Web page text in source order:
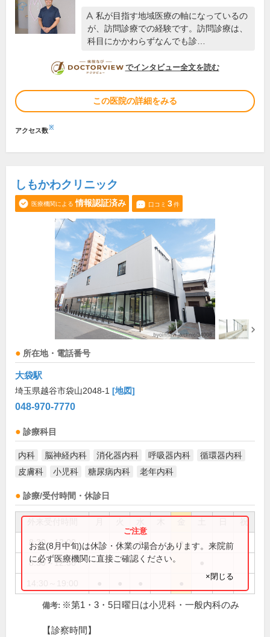
私が目指す地域医療の軸になっているの
が、訪問診療での経験です。訪問診療は、
科目にかかわらずなんでも診…
DOCTORVIEW
でインタビュー全文を読む
この医院の詳細をみる
アクセス数※
しもかわクリニック
医療機関による 情報認証済み 口コミ 3件
所在地・電話番号
大袋駅
埼玉県越谷市袋山2048-1 [地図]
048-970-7770
診療科目
内科 脳神経内科 消化器内科 呼吸器内科
循環器内科
皮膚科
小児科 糖尿病内科 老年内科
診療/受付時間・休診日
8:30～12:00 ● ● ● ● ●
8:30～12:30
お盆(8月中旬)は休診・休業の場合があります。来院前
に必ず医療機関に直接ご確認ください。
×閉じる
備考: ※第1・3・5日曜日は小児科・一般内科のみ
【診察時間】